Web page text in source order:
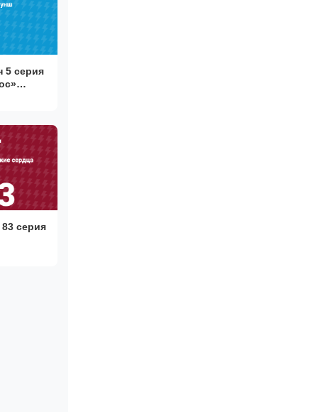
5 серия
серия